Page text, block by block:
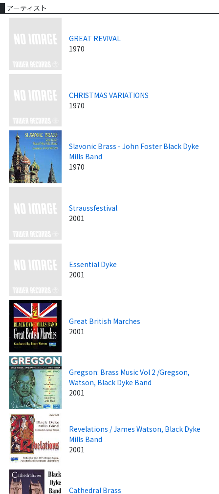
アーティスト
GREAT REVIVAL
1970
CHRISTMAS VARIATIONS
1970
Slavonic Brass - John Foster Black Dyke
Mills Band
1970
Straussfestival
2001
Essential Dyke
2001
Great British Marches
2001
Gregson: Brass Music Vol 2 /Gregson,
Watson, Black Dyke Band
2001
Revelations / James Watson, Black Dyke
Mills Band
2001
Cathedral Brass